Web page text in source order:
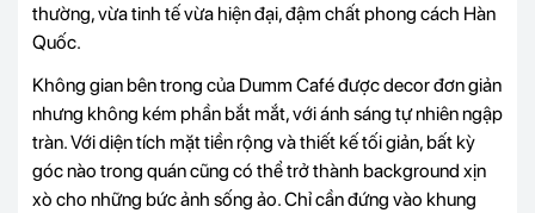
thường, vừa tinh tế vừa hiện đại, đậm chất phong cách Hàn
Quốc.
Không gian bên trong của Dumm Café được decor đơn giản
nhưng không kém phần bắt mắt, với ánh sáng tự nhiên ngập
tràn. Với diện tích mặt tiền rộng và thiết kế tối giản, bất kỳ
góc nào trong quán cũng có thể trở thành background xịn
xò cho những bức ảnh sống ảo. Chỉ cần đứng vào khung